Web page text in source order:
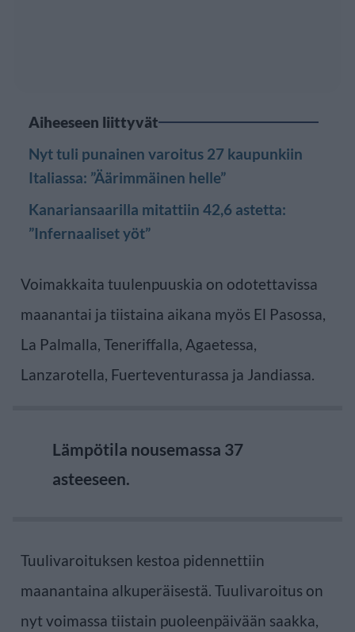
Aiheeseen liittyvät
Nyt tuli punainen varoitus 27 kaupunkiin
Italiassa: ”Äärimmäinen helle”
Kanariansaarilla mitattiin 42,6 astetta:
”Infernaaliset yöt”
Voimakkaita tuulenpuuskia on odotettavissa
maanantai ja tiistaina aikana myös El Pasossa,
La Palmalla, Teneriffalla, Agaetessa,
Lanzarotella, Fuerteventurassa ja Jandiassa.
Lämpötila nousemassa 37
asteeseen.
Tuulivaroituksen kestoa pidennettiin
maanantaina alkuperäisestä. Tuulivaroitus on
nyt voimassa tiistain puoleenpäivään saakka,